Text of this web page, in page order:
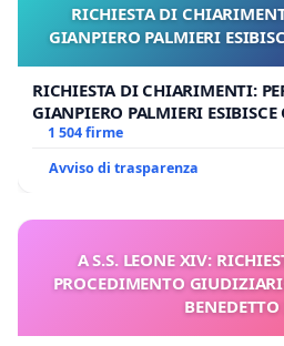
RICHIESTA DI
GIANPIERO PALMIERI
RICHIESTA DI CHIARIMENTI:
GIANPIERO PALMIERI ESIBISCE
1 504 firme
Avviso di trasparenza
A S.S. LEONE XIV:
PROCEDIMENTO